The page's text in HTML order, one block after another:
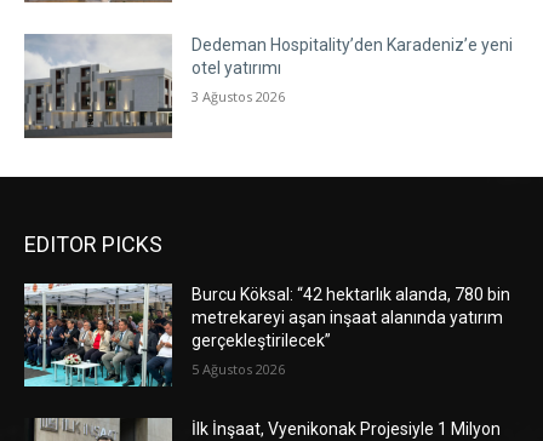
Dedeman Hospitality’den Karadeniz’e yeni
otel yatırımı
3 Ağustos 2026
EDITOR PICKS
Burcu Köksal: “42 hektarlık alanda, 780 bin
metrekareyi aşan inşaat alanında yatırım
gerçekleştirilecek”
5 Ağustos 2026
İlk İnşaat, Vyenikonak Projesiyle 1 Milyon